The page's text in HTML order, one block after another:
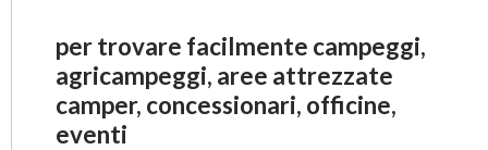
per trovare facilmente campeggi,
agricampeggi, aree attrezzate
camper, concessionari, officine,
eventi